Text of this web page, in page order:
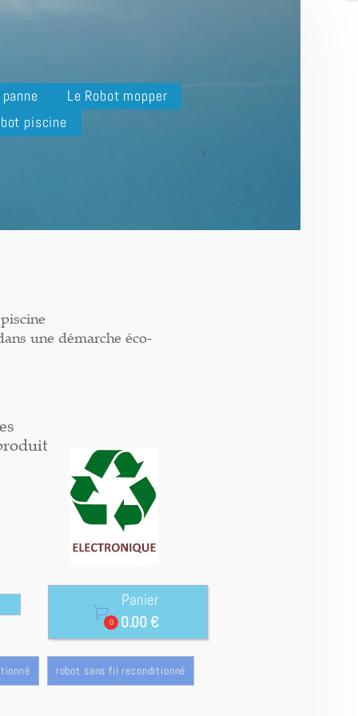
Le Robot mopper
piscine
une démarche éco-

0
Panier
0.00 €
robot sans fil reconditionné